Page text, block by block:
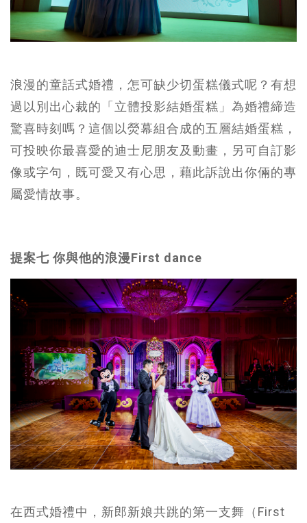
浪漫的童話式婚禮，怎可缺少切蛋糕儀式呢？有想
過以別出心裁的「立體投影結婚蛋糕」為婚禮締造
驚喜時刻嗎？這個以熒幕組合成的五層結婚蛋糕，
可投映你最喜愛的迪士尼朋友及動畫，另可自訂影
像或字句，既可愛又有心思，藉此訴說出你倆的專
屬愛情故事。
提案七 你與他的浪漫First dance
在西式婚禮中，新郎新娘共跳的第一支舞（First